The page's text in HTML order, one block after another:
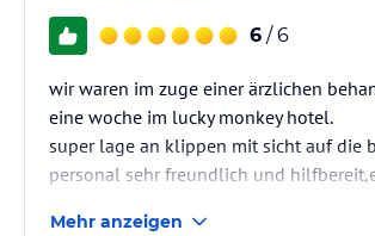
6 / 6
wir waren im zuge einer ärzlichen
eine woche im lucky monkey hotel.
super lage an klippen mit sicht auf die
personal sehr freundlich und
zimmer auf der meerseite sind
Mehr anzeigen